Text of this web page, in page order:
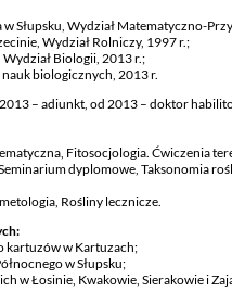
w Słupsku, Wydział Matematyczno-
Wydział Rolniczy, 1997 r.;
Biologii, 2013 r.;
biologicznych, 2013 r.
– adiunkt, od 2013 – doktor
Fitosocjologia. Ćwiczenia
dyplomowe, Taksonomia
Rośliny lecznicze.
kartuzów w Kartuzach;
w Słupsku;
w Łosinie, Kwakowie, Sierakowie i